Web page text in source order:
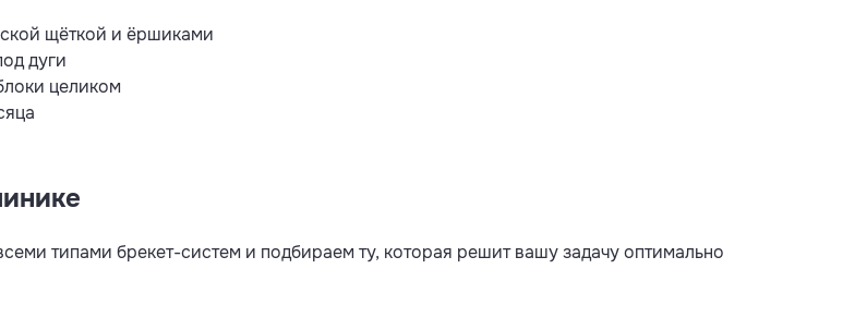
щёткой и ёршиками
дуги
целиком
типами брекет-систем и подбираем ту, которая решит вашу задачу оптимально